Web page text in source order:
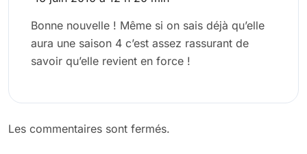
Bonne nouvelle ! Même si on sais déjà qu’elle
aura une saison 4 c’est assez rassurant de
savoir qu’elle revient en force !
Les commentaires sont fermés.